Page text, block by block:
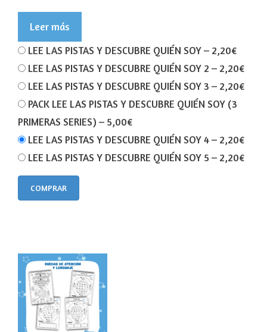
Leer más
LEE LAS PISTAS Y DESCUBRE QUIÉN SOY– 2,20€
LEE LAS PISTAS Y DESCUBRE QUIÉN SOY 2 – 2,20€
LEE LAS PISTAS Y DESCUBRE QUIÉN SOY 3 – 2,20€
PACK LEE LAS PISTAS Y DESCUBRE QUIÉN SOY (3
PRIMERAS SERIES) – 5,00€
LEE LAS PISTAS Y DESCUBRE QUIÉN SOY 4– 2,20€
LEE LAS PISTAS Y DESCUBRE QUIÉN SOY 5 – 2,20€
COMPRAR